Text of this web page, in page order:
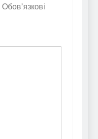
Обов’язкові